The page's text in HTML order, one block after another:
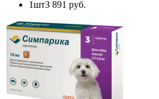
1шт3 891 руб.